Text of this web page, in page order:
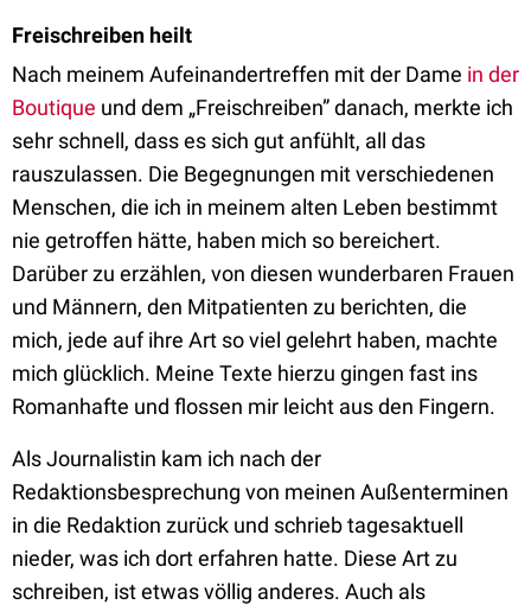
Freischreiben heilt
Nach meinem Aufeinandertreffen mit der Dame in der
Boutique und dem „Freischreiben” danach, merkte ich
sehr schnell, dass es sich gut anfühlt, all das
rauszulassen. Die Begegnungen mit verschiedenen
Menschen, die ich in meinem alten Leben bestimmt
nie getroffen hätte, haben mich so bereichert.
Darüber zu erzählen, von diesen wunderbaren Frauen
und Männern, den Mitpatienten zu berichten, die
mich, jede auf ihre Art so viel gelehrt haben, machte
mich glücklich. Meine Texte hierzu gingen fast ins
Romanhafte und flossen mir leicht aus den Fingern.
Als Journalistin kam ich nach der
Redaktionsbesprechung von meinen Außenterminen
in die Redaktion zurück und schrieb tagesaktuell
nieder, was ich dort erfahren hatte. Diese Art zu
schreiben, ist etwas völlig anderes. Auch als